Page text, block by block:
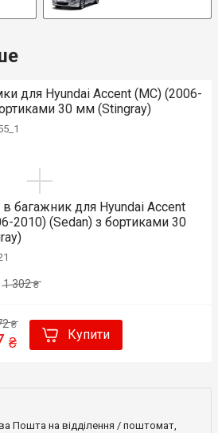
для Hyundai Accent (MC) (2006-
30 мм (Stingray)
багажник для Hyundai Accent
2010) (Sedan) з бортиками 30
1 302₴
₴
₴ Купити
Пошта на відділення / поштомат,